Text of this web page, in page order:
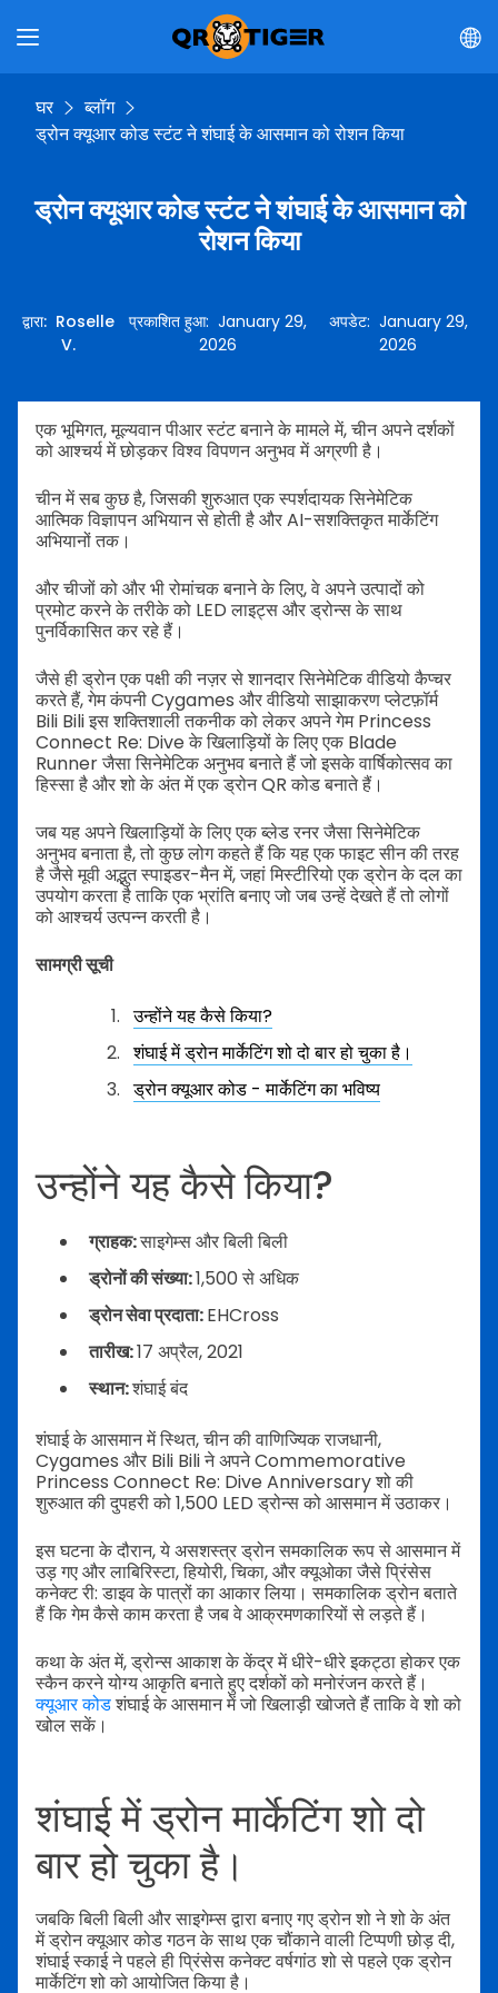
घर
ब्लॉग
ड्रोन क्यूआर कोड स्टंट ने शंघाई के आसमान को रोशन किया
ड्रोन क्यूआर कोड स्टंट ने शंघाई के आसमान को
रोशन किया
द्वारा: Roselle
V.
प्रकाशित हुआ: January 29,
2026
अपडेट: January 29,
2026
एक भूमिगत, मूल्यवान पीआर स्टंट बनाने के मामले में, चीन अपने दर्शकों
को आश्चर्य में छोड़कर विश्व विपणन अनुभव में अग्रणी है।
चीन में सब कुछ है, जिसकी शुरुआत एक स्पर्शदायक सिनेमेटिक
आत्मिक विज्ञापन अभियान से होती है और AI-सशक्तिकृत मार्केटिंग
अभियानों तक।
और चीजों को और भी रोमांचक बनाने के लिए, वे अपने उत्पादों को
प्रमोट करने के तरीके को LED लाइट्स और ड्रोन्स के साथ
पुनर्विकासित कर रहे हैं।
जैसे ही ड्रोन एक पक्षी की नज़र से शानदार सिनेमेटिक वीडियो कैप्चर
करते हैं, गेम कंपनी Cygames और वीडियो साझाकरण प्लेटफ़ॉर्म
Bili Bili इस शक्तिशाली तकनीक को लेकर अपने गेम Princess
Connect Re: Dive के खिलाड़ियों के लिए एक Blade
Runner जैसा सिनेमेटिक अनुभव बनाते हैं जो इसके वार्षिकोत्सव का
हिस्सा है और शो के अंत में एक ड्रोन QR कोड बनाते हैं।
जब यह अपने खिलाड़ियों के लिए एक ब्लेड रनर जैसा सिनेमेटिक
अनुभव बनाता है, तो कुछ लोग कहते हैं कि यह एक फाइट सीन की तरह
है जैसे मूवी अद्भुत स्पाइडर-मैन में, जहां मिस्टीरियो एक ड्रोन के दल का
उपयोग करता है ताकि एक भ्रांति बनाए जो जब उन्हें देखते हैं तो लोगों
को आश्चर्य उत्पन्न करती है।
सामग्री सूची
उन्होंने यह कैसे किया?
शंघाई में ड्रोन मार्केटिंग शो दो बार हो चुका है।
ड्रोन क्यूआर कोड - मार्केटिंग का भविष्य
उन्होंने यह कैसे किया?
ग्राहक:साइगेम्स और बिली बिली
ड्रोनों की संख्या:1,500 से अधिक
ड्रोन सेवा प्रदाता:EHCross
तारीख:17 अप्रैल, 2021
स्थान:शंघाई बंद
शंघाई के आसमान में स्थित, चीन की वाणिज्यिक राजधानी,
Cygames और Bili Bili ने अपने Commemorative
Princess Connect Re: Dive Anniversary शो की
शुरुआत की दुपहरी को 1,500 LED ड्रोन्स को आसमान में उठाकर।
इस घटना के दौरान, ये असशस्त्र ड्रोन समकालिक रूप से आसमान में
उड़ गए और लाबिरिस्टा, हियोरी, चिका, और क्यूओका जैसे प्रिंसेस
कनेक्ट री: डाइव के पात्रों का आकार लिया। समकालिक ड्रोन बताते
हैं कि गेम कैसे काम करता है जब वे आक्रमणकारियों से लड़ते हैं।
कथा के अंत में, ड्रोन्स आकाश के केंद्र में धीरे-धीरे इकट्ठा होकर एक
स्कैन करने योग्य आकृति बनाते हुए दर्शकों को मनोरंजन करते हैं।
क्यूआर कोडशंघाई के आसमान में जो खिलाड़ी खोजते हैं ताकि वे शो को
खोल सकें।
शंघाई में ड्रोन मार्केटिंग शो दो
बार हो चुका है।
जबकि बिली बिली और साइगेम्स द्वारा बनाए गए ड्रोन शो ने शो के अंत
में ड्रोन क्यूआर कोड गठन के साथ एक चौंकाने वाली टिप्पणी छोड़ दी,
शंघाई स्काई ने पहले ही प्रिंसेस कनेक्ट वर्षगांठ शो से पहले एक ड्रोन
मार्केटिंग शो को आयोजित किया है।